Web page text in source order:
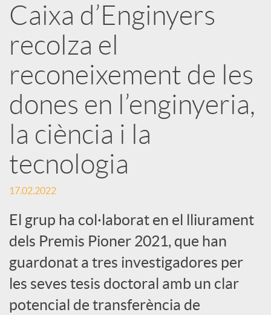
b
l
i
c
a
d
o
r
Caixa d’Enginyers
recolza el
reconeixement de les
dones en l’enginyeria,
la ciència i la
tecnologia
17.02.2022
El grup ha col·laborat en el lliurament
dels Premis Pioner 2021, que han
guardonat a tres investigadores per
les seves tesis doctoral amb un clar
potencial de transferència de